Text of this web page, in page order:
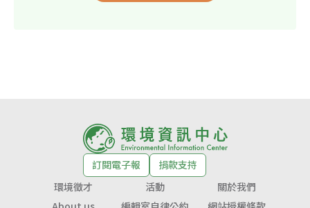
訂閱電子報
捐款支持
環境徵才
活動
關於我們